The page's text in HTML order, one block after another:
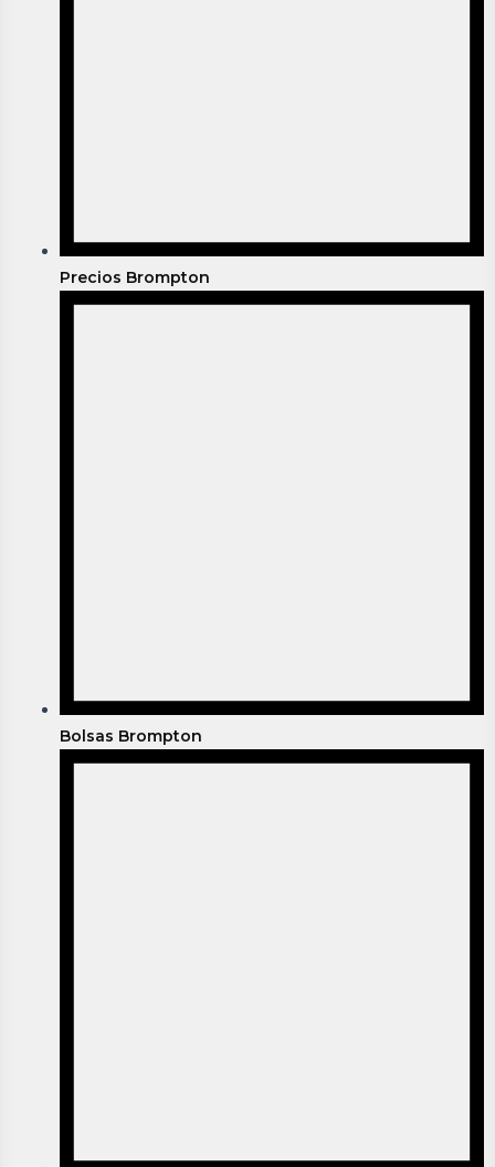
Precios Brompton
Bolsas Brompton